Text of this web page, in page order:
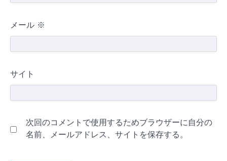
メール ※
サイト
次回のコメントで使用するためブラウザーに自分の
名前、メールアドレス、サイトを保存する。